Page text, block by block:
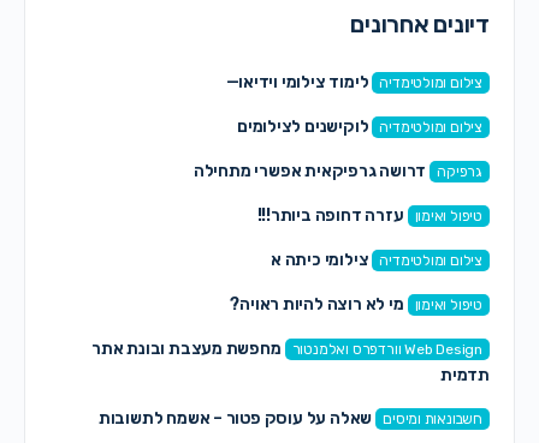
דיונים אחרונים
צילום ומולטימדיה לימוד צילומי וידיאו—
צילום ומולטימדיה לוקישנים לצילומים
גרפיקה דרושה גרפיקאית אפשרי מתחילה
טיפול ואימון עזרה דחופה ביותר!!!
צילום ומולטימדיה צילומי כיתה א
טיפול ואימון מי לא רוצה להיות ראויה?
Web Design וורדפרס ואלמנטור
מחפשת מעצבת ובונת אתר
תדמית
חשבונאות ומיסים שאלה על עוסק פטור – אשמח לתשובות